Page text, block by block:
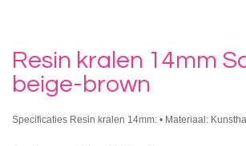
Resin kralen 14mm
beige-brown
Specificaties Resin kralen 14mm: • Materiaal: